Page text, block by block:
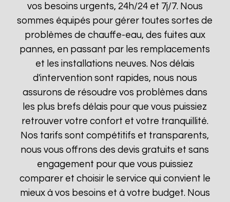
vos besoins urgents, 24h/24 et 7j/7. Nous
sommes équipés pour gérer toutes sortes de
problèmes de chauffe-eau, des fuites aux
pannes, en passant par les remplacements
et les installations neuves. Nos délais
d'intervention sont rapides, nous nous
assurons de résoudre vos problèmes dans
les plus brefs délais pour que vous puissiez
retrouver votre confort et votre tranquillité.
Nos tarifs sont compétitifs et transparents,
nous vous offrons des devis gratuits et sans
engagement pour que vous puissiez
comparer et choisir le service qui convient le
mieux à vos besoins et à votre budget. Nous